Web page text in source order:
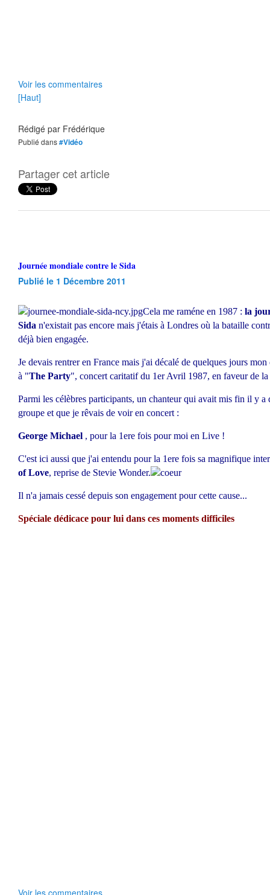
Voir les commentaires
[Haut]
Rédigé par Frédérique
Publié dans#Vidéo
Partager cet article
Journée mondiale contre le Sida
Publié le 1 Décembre 2011
Cela me raméne en 1987 : la
Sida n'existait pas encore mais j'étais à Londres où la bataille
déjà bien engagée.
Je devais rentrer en France mais j'ai décalé de quelques jours
à "The Party", concert caritatif du 1er Avril 1987, en faveur de
Parmi les célèbres participants, un chanteur qui avait mis fin il y a
groupe et que je rêvais de voir en concert :
George Michael , pour la 1ere fois pour moi en Live !
C'est ici aussi que j'ai entendu pour la 1ere fois sa magnifique
of Love, reprise de Stevie Wonder.
Il n'a jamais cessé depuis son engagement pour cette cause...
Spéciale dédicace pour lui dans ces moments difficiles
Voir les commentaires